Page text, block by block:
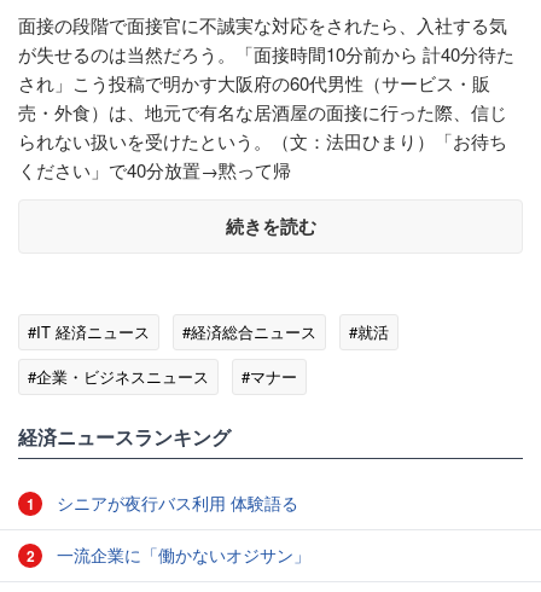
面接の段階で面接官に不誠実な対応をされたら、入社する気
が失せるのは当然だろう。「面接時間10分前から 計40分待た
され」こう投稿で明かす大阪府の60代男性（サービス・販
売・外食）は、地元で有名な居酒屋の面接に行った際、信じ
られない扱いを受けたという。（文：法田ひまり）「お待ち
ください」で40分放置→黙って帰
続きを読む
#IT 経済ニュース #経済総合ニュース
#就活
#企業・ビジネスニュース
#マナー
経済ニュースランキング
1 シニアが夜行バス利用 体験語る
2 一流企業に「働かないオジサン」